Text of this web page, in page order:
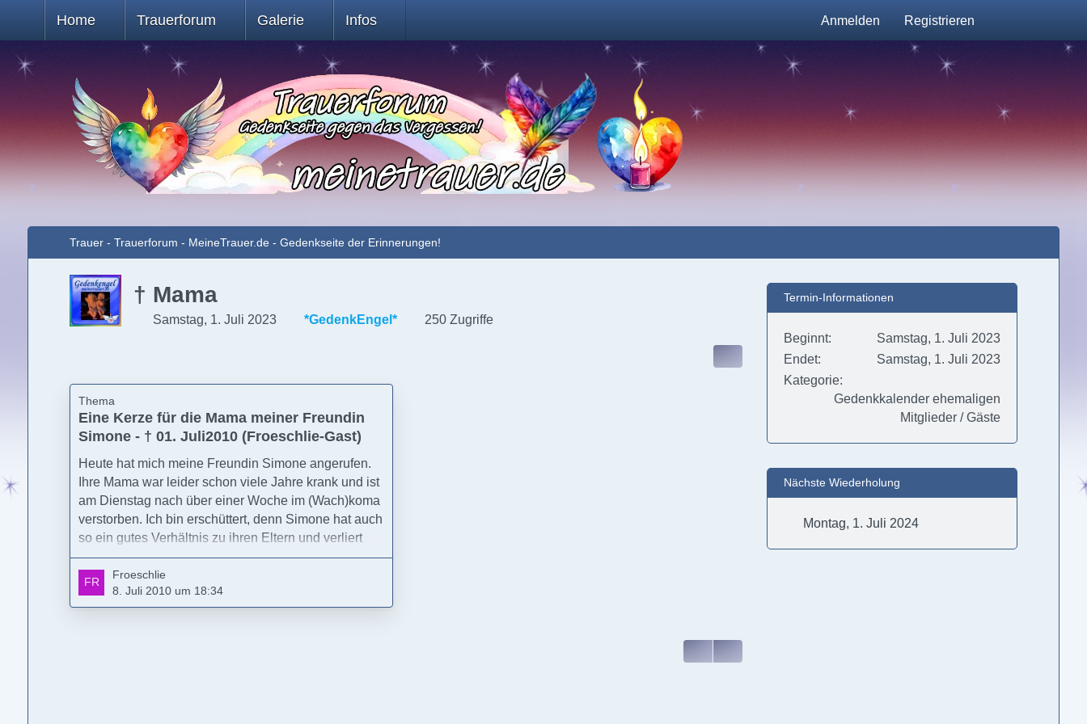
Home Trauerforum Galerie Infos Anmelden Registrieren
Trauer - Trauerforum - MeineTrauer.de - Gedenkseite der Erinnerungen!
† Mama
Samstag, 1. Juli 2023 *GedenkEngel* 250 Zugriffe
Thema
Eine Kerze für die Mama meiner Freundin
Simone - † 01. Juli2010 (Froeschlie-Gast)
Heute hat mich meine Freundin Simone angerufen.
Ihre Mama war leider schon viele Jahre krank und ist
am Dienstag nach über einer Woche im (Wach)koma
verstorben. Ich bin erschüttert, denn Simone hat auch
so ein gutes Verhältnis zu ihren Eltern und verliert
jetzt ihre geliebte Mama.
Liebe Simone, ich denke an Dich. Und wann immer
Du magst, ruf mich an. Ich bin für Dich da. Für Dich
Froeschlie
8. Juli 2010 um 18:34
Termin-Informationen
Beginnt
Samstag, 1. Juli 2023
Endet
Samstag, 1. Juli 2023
Kategorie
Gedenkkalender ehemaligen
Mitglieder / Gäste
Nächste Wiederholung
Montag, 1. Juli 2024